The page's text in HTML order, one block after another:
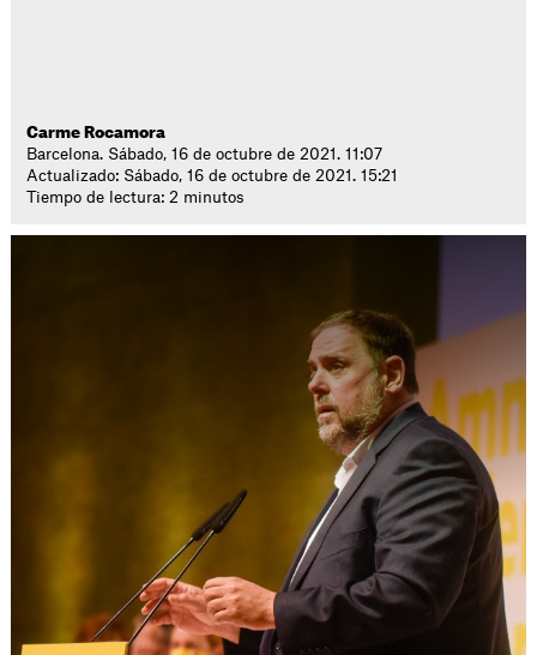
Carme Rocamora
Barcelona. Sábado, 16 de octubre de 2021. 11:07
Actualizado: Sábado, 16 de octubre de 2021. 15:21
Tiempo de lectura: 2 minutos